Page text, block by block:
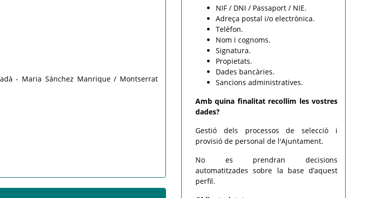
- Maria Sánchez Manrique / Montserrat
NIF / DNI / Passaport / NIE.
Adreça postal i/o electrònica.
Telèfon.
Nom i cognoms.
Signatura.
Propietats.
Dades bancàries.
Sancions administratives.
Amb quina finalitat recollim les vostres
dades?
Gestió dels processos de selecció i
provisió de personal de l'Ajuntament.
No es prendran decisions
automatitzades sobre la base d’aquest
perfil.